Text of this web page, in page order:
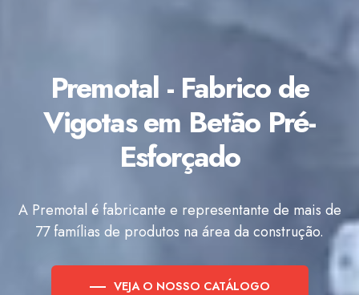
Premotal - Fabrico de
Vigotas em Betão Pré-
Esforçado
A Premotal é fabricante e representante de mais de
77 famílias de produtos na área da construção.
VEJA O NOSSO CATÁLOGO